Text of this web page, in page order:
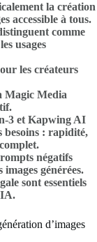
la création
accessible à tous.
comme
usages
les créateurs
Magic Media
3 et Kapwing AI
besoins : rapidité,
négatifs
générées.
sont essentiels
IA.
d’images